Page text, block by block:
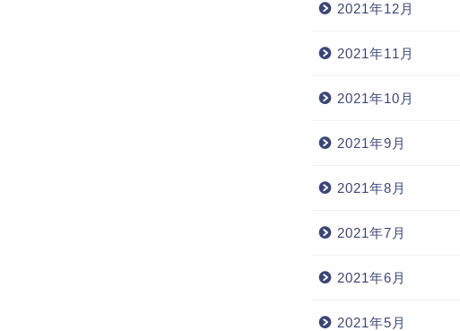
2021年12月
2021年11月
2021年10月
2021年9月
2021年8月
2021年7月
2021年6月
2021年5月